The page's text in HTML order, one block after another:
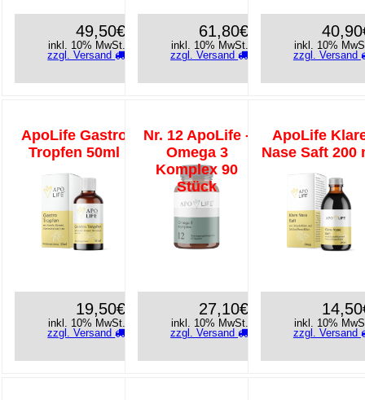
49,50€
inkl. 10% MwSt.
zzgl. Versand
61,80€
inkl. 10% MwSt.
zzgl. Versand
inkl. 10%
zzgl. Versand
ApoLife Gastro
Tropfen 50ml
19,50€
inkl. 10% MwSt.
zzgl. Versand
Nr. 12 ApoLife -
Omega 3
Komplex 90
Stück
27,10€
inkl. 10% MwSt.
zzgl. Versand
ApoLife
Nase Saft 200
inkl. 10%
zzgl. Versand